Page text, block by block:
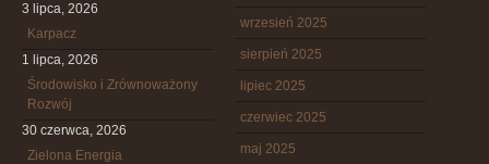
3 lipca, 2026
Karpacz
1 lipca, 2026
Środowisko i Zrównoważony
Rozwój
30 czerwca, 2026
Zielona Energia
wrzesień 2025
sierpień 2025
lipiec 2025
czerwiec 2025
maj 2025